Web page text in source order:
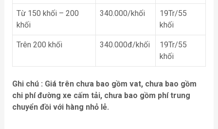
Từ 150 khối – 200
khối
340.000/khối
19Tr/55
khối
Trên 200 khối 340.000đ/khối
19Tr/55
khối
Ghi chú : Giá trên chưa bao gồm vat, chưa bao gồm
chi phí đường xe cấm tải, chưa bao gồm phí trung
chuyển đồi với hàng nhỏ lẻ.